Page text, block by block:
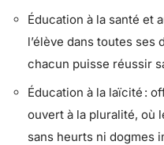
Éducation à la santé et
l’élève dans toutes ses
chacun puisse réussir
Éducation à la laïcité :
ouvert à la pluralité, où
sans heurts ni dogmes